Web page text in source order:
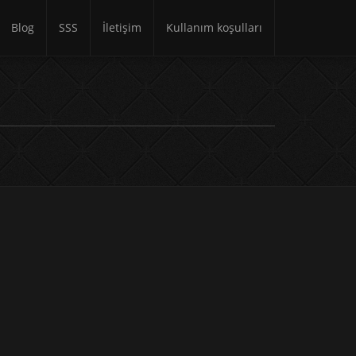
Blog SSS İletişim Kullanım koşulları